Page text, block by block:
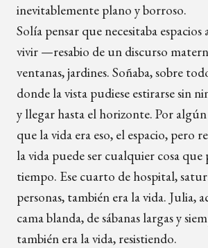
inevitablemente plano y borroso.
Solía pensar que necesitaba
vivir —resabio de un discurso
ventanas, jardines. Soñaba, sobre
donde la vista pudiese estirarse sin
y llegar hasta el horizonte. Por
que la vida era eso, el espacio, pero
la vida puede ser cualquier cosa que
tiempo. Ese cuarto de hospital,
personas, también era la vida. Julia,
cama blanda, de sábanas largas y
también era la vida, resistiendo.